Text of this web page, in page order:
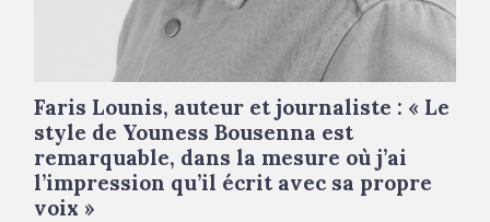
Faris Lounis, auteur et journaliste : « Le
style de Youness Bousenna est
remarquable, dans la mesure où j’ai
l’impression qu’il écrit avec sa propre
voix »